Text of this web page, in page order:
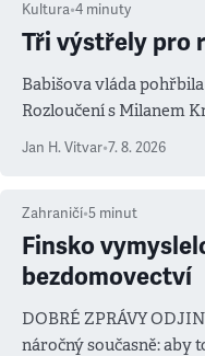
Kultura•4 minuty
Tři výstřely pro
Babišova vláda
Rozloučení s Milanem
salvy i kritika pokrokářů
Jan H. Vitvar•7. 8. 2026
Zahraničí•5 minut
Finsko
bezdomovectví
DOBRÉ ZPRÁVY
náročný současně: aby